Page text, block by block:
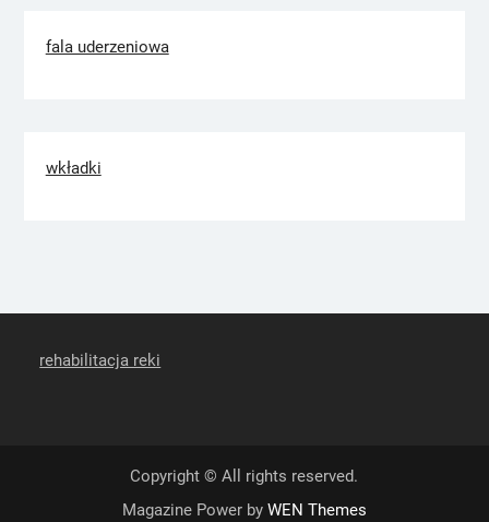
fala uderzeniowa
wkładki
rehabilitacja reki
Copyright © All rights reserved.
Magazine Power by WEN Themes